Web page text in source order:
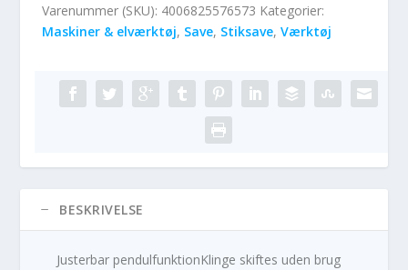
Varenummer (SKU): 4006825576573 Kategorier:
Maskiner & elværktøj, Save, Stiksave,Værktøj
BESKRIVELSE
Justerbar pendulfunktionKlinge skiftes uden brug